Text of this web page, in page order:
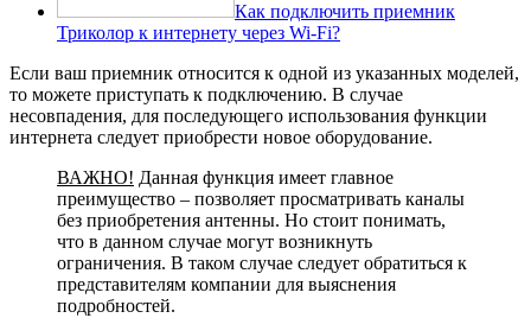
Как подключить приемник
Триколор к интернету через Wi-Fi?
Если ваш приемник относится к одной из указанных моделей,
то можете приступать к подключению. В случае
несовпадения, для последующего использования функции
интернета следует приобрести новое оборудование.
ВАЖНО! Данная функция имеет главное
преимущество – позволяет просматривать каналы
без приобретения антенны. Но стоит понимать,
что в данном случае могут возникнуть
ограничения. В таком случае следует обратиться к
представителям компании для выяснения
подробностей.